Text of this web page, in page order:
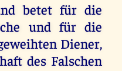
betet für die
und für die
Diener,
des Falschen